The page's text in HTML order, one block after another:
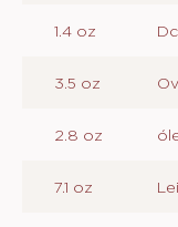
1.4 oz
3.5 oz
2.8 oz
7.1 oz